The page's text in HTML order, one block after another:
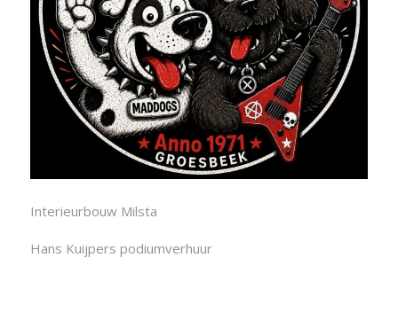
Interieurbouw Milsta
Hans Kuijpers podiumverhuur